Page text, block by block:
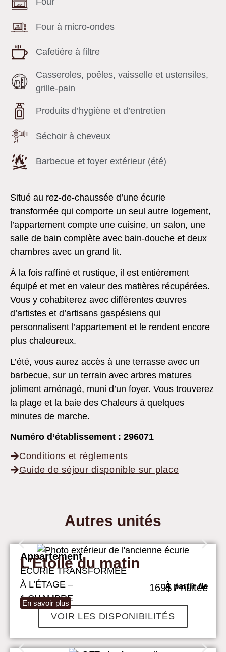
Four à micro-ondes
Cafetière à filtre
Casseroles, poêles, vaisselle et ustensiles,
grille-pain
Produits d’hygiène et d’entretien
Séchoir à cheveux
Barbecue et foyer extérieur (été)
Situé au rez-de-chaussée d’une écurie
transformée qui comporte un seul autre logement,
l’appartement compte une cuisine, un salon, une
salle de bain complète avec bain-douche et deux
chambres avec un grand lit.
À la fois raffiné et rustique, il est entièrement
équipé et met en valeur des matières récupérées.
Vous y cohabiterez avec différentes œuvres
d’artistes et d’artisans gaspésiens qui
personnalisent l’appartement et le rendent encore
plus chaleureux.
L’été, vous aurez accès à une terrasse avec un
barbecue, sur un terrain avec arbres matures
joliment aménagé, muni d’un foyer. Vous trouverez
la plage et la baie des Chaleurs à quelques
minutes de marche.
Numéro d’établissement : 296071
Conditions et règlements
Guide de séjour disponible sur place
Autres unités
Appartement
L’Étoile du matin
ÉCURIE TRANSFORMÉE
À L’ÉTAGE –
1 CHAMBRE
En savoir plus
À partir de
169$ / nuitée
VOIR LES DISPONIBILITÉS